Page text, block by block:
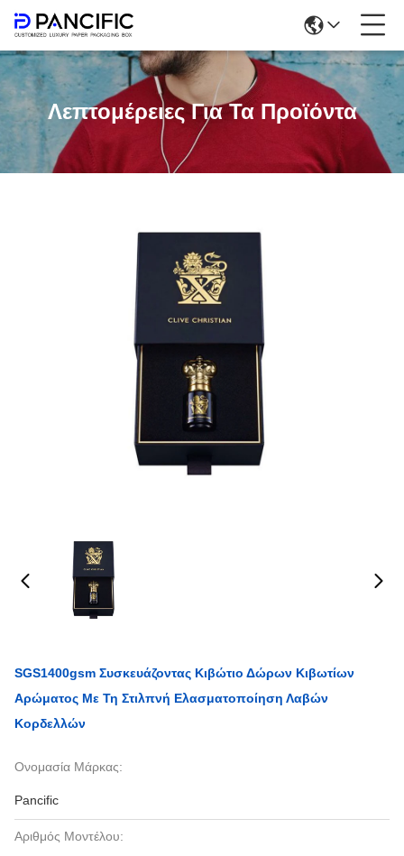
Λεπτομέρειες Για Τα Προϊόντα
SGS1400gsm Συσκευάζοντας Κιβώτιο Δώρων Κιβωτίων
Αρώματος Με Τη Στιλπνή Ελασματοποίηση Λαβών
Κορδελλών
Ονομασία Μάρκας:
Pancific
Αριθμός Μοντέλου: